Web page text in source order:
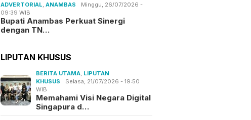
ADVERTORIAL,ANAMBAS
Minggu, 26/07/2026 -
09:39 WIB
Bupati Anambas Perkuat Sinergi
dengan TN…
LIPUTAN KHUSUS
BERITA UTAMA, LIPUTAN
KHUSUS
Selasa, 21/07/2026 - 19:50
WIB
Memahami Visi Negara Digital
Singapura d…